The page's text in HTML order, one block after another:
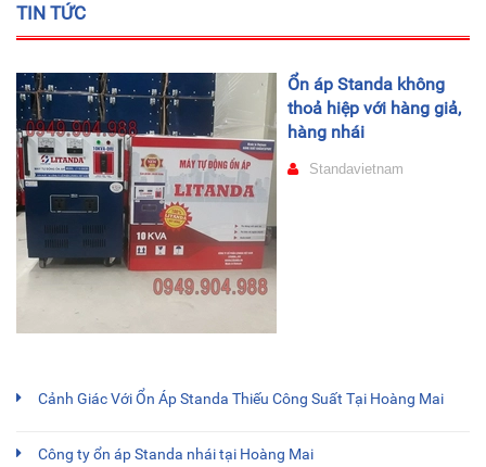
TIN TỨC
Ổn áp Standa không
thoả hiệp với hàng giả,
hàng nhái
Standavietnam
Cảnh Giác Với Ổn Áp Standa Thiếu Công Suất Tại Hoàng Mai
Công ty ổn áp Standa nhái tại Hoàng Mai